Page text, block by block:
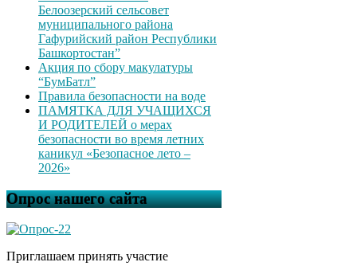
Белоозерский сельсовет
муниципального района
Гафурийский район Республики
Башкортостан”
Акция по сбору макулатуры
“БумБатл”
Правила безопасности на воде
ПАМЯТКА ДЛЯ УЧАЩИХСЯ
И РОДИТЕЛЕЙ о мерах
безопасности во время летних
каникул «Безопасное лето –
2026»
Опрос нашего сайта
Приглашаем принять участие